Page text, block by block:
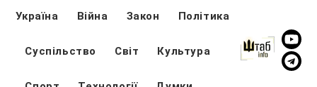
Україна Війна Закон Політика
Суспільство Світ Культура